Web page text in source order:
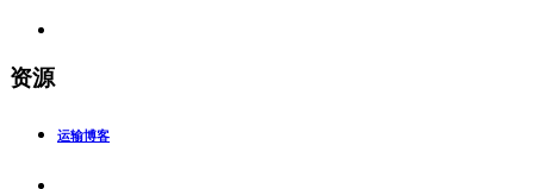
资源
运输博客